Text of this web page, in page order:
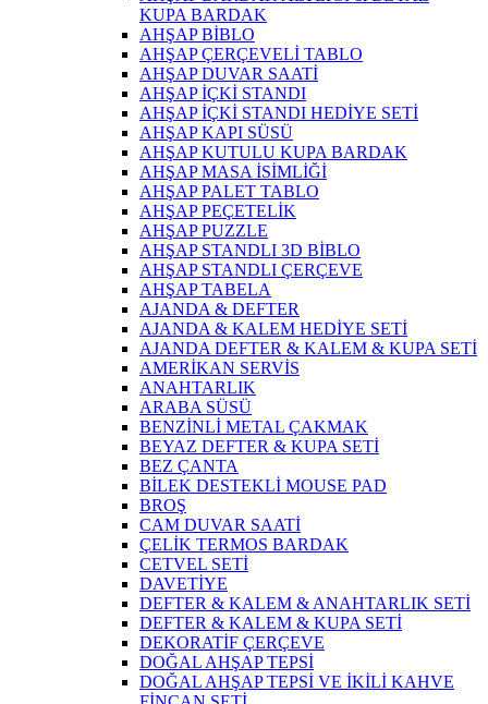
KUPA BARDAK
AHŞAP BİBLO
AHŞAP ÇERÇEVELİ TABLO
AHŞAP DUVAR SAATİ
AHŞAP İÇKİ STANDI
AHŞAP İÇKİ STANDI HEDİYE SETİ
AHŞAP KAPI SÜSÜ
AHŞAP KUTULU KUPA BARDAK
AHŞAP MASA İSİMLİĞİ
AHŞAP PALET TABLO
AHŞAP PEÇETELİK
AHŞAP PUZZLE
AHŞAP STANDLI 3D BİBLO
AHŞAP STANDLI ÇERÇEVE
AHŞAP TABELA
AJANDA & DEFTER
AJANDA & KALEM HEDİYE SETİ
AJANDA DEFTER & KALEM & KUPA SETİ
AMERİKAN SERVİS
ANAHTARLIK
ARABA SÜSÜ
BENZİNLİ METAL ÇAKMAK
BEYAZ DEFTER & KUPA SETİ
BEZ ÇANTA
BİLEK DESTEKLİ MOUSE PAD
BROŞ
CAM DUVAR SAATİ
ÇELİK TERMOS BARDAK
CETVEL SETİ
DAVETİYE
DEFTER & KALEM & ANAHTARLIK SETİ
DEFTER & KALEM & KUPA SETİ
DEKORATİF ÇERÇEVE
DOĞAL AHŞAP TEPSİ
DOĞAL AHŞAP TEPSİ VE İKİLİ KAHVE